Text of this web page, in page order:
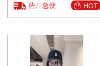
佐川急便 HOT